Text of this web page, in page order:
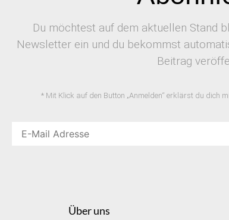
Du möchtest auf dem aktuellen Stand
Newsletter ein und du bekommst
Beitrag
* Mit Klick auf den Button „Anmelden“ erklärst du dich
Über uns